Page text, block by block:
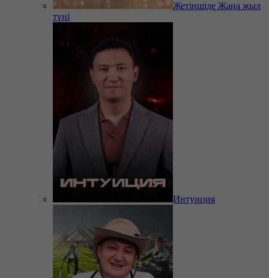
Жетіншіде Жаңа жыл
түні
Интуиция